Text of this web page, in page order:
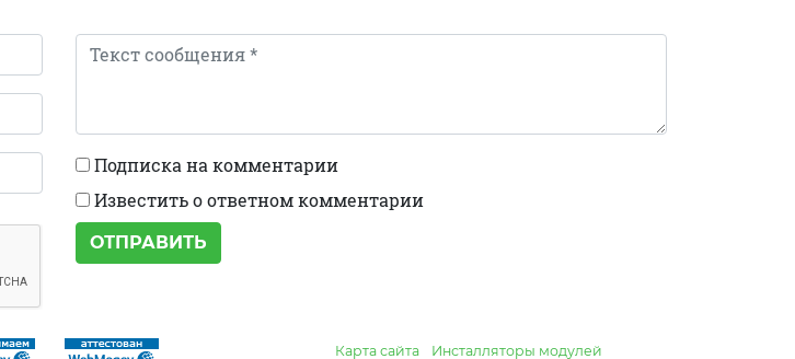
Подписка на комментарии
Известить о ответном комментарии
ОТПРАВИТЬ
Карта сайта Инсталляторы модулей